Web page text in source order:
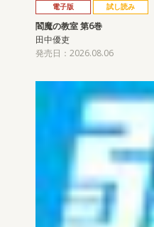
電子版 試し読み
閻魔の教室 第6巻
田中優吏
発売日：2026.08.06